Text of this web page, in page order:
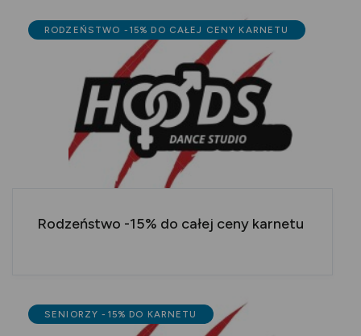
RODZEŃSTWO -15% DO CAŁEJ CENY KARNETU
Rodzeństwo -15% do całej ceny karnetu
SENIORZY -15% DO KARNETU